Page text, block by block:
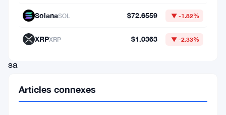
monde
entier
sa
palpitante
SolanaSOL $72.6559 ▼ -1.82%
XRPXRP $1.0363 ▼ -2.33%
Articles connexes